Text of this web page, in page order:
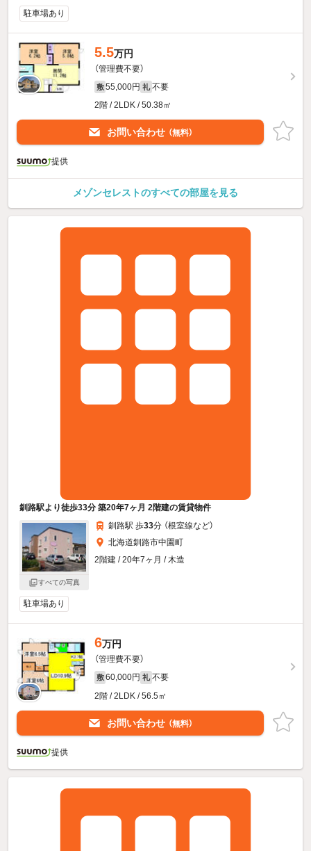
駐車場あり
5.5万円
（管理費不要）
敷 55,000円 礼 不要
2階 / 2LDK / 50.38㎡
お問い合わせ （無料）
提供
メゾンセレストのすべての部屋を見る
釧路駅より徒歩33分 築20年7ヶ月 2階建の賃貸物件
すべての写真
釧路駅 歩33分 （根室線など）
北海道釧路市中園町
2階建 / 20年7ヶ月 / 木造
駐車場あり
6万円
（管理費不要）
敷 60,000円 礼 不要
2階 / 2LDK / 56.5㎡
お問い合わせ （無料）
提供